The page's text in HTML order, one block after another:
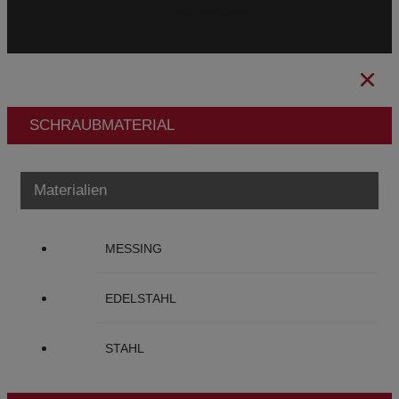
SCHRAUBMATERIAL
Materialien
MESSING
EDELSTAHL
STAHL